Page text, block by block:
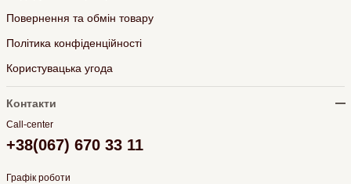
Повернення та обмін товару
Політика конфіденційності
Користувацька угода
Контакти
Call-center
+38(067) 670 33 11
Графік роботи